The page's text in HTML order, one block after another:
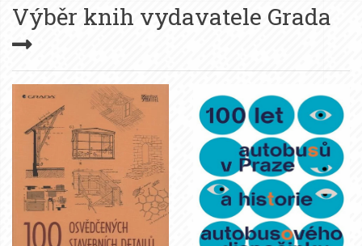
Výběr knih vydavatele Grada